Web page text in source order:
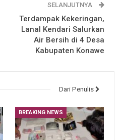
SELANJUTNYA
Terdampak Kekeringan,
Lanal Kendari Salurkan
Air Bersih di 4 Desa
Kabupaten Konawe
Dari Penulis
BREAKING NEWS